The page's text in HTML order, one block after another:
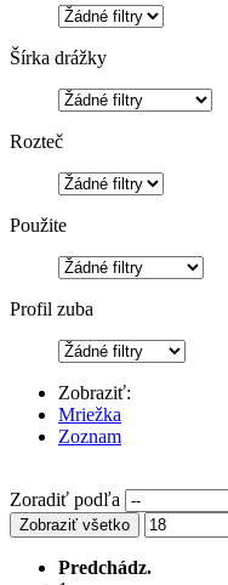
Šírka drážky
Rozteč
Použite
Profil zuba
Zobraziť:
Mriežka
Zoznam
Zoradiť podľa
Zobraziť všetko
Predchádz.